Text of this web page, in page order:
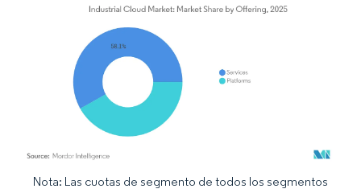
Imagen © Mordor Intelligence. El uso requiere atribución según CC BY 4.0.
Nota: Las cuotas de segmento de todos los segmentos